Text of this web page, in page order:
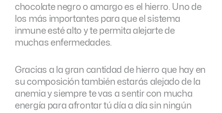
chocolate negro o amargo es el hierro. Uno de
los más importantes para que el sistema
inmune esté alto y te permita alejarte de
muchas enfermedades.
Gracias a la gran cantidad de hierro que hay en
su composición también estarás alejado de la
anemia y siempre te vas a sentir con mucha
energía para afrontar tú día a día sin ningún